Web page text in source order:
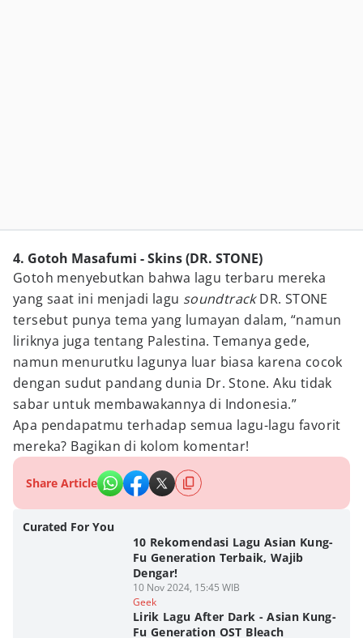
4. Gotoh Masafumi - Skins (DR. STONE)
Gotoh menyebutkan bahwa lagu terbaru mereka
yang saat ini menjadi lagu soundtrackDR. STONE
tersebut punya tema yang lumayan dalam, “namun
liriknya juga tentang Palestina. Temanya gede,
namun menurutku lagunya luar biasa karena cocok
dengan sudut pandang dunia Dr. Stone. Aku tidak
sabar untuk membawakannya di Indonesia.”
Apa pendapatmu terhadap semua lagu-lagu favorit
mereka? Bagikan di kolom komentar!
Share Article
Curated For You
10 Rekomendasi Lagu Asian Kung-
Fu Generation Terbaik, Wajib
Dengar!
10 Nov 2024, 15:45 WIB
Geek
Lirik Lagu After Dark - Asian Kung-
Fu Generation OST Bleach